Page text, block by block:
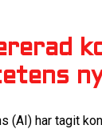
(AI) har tagit